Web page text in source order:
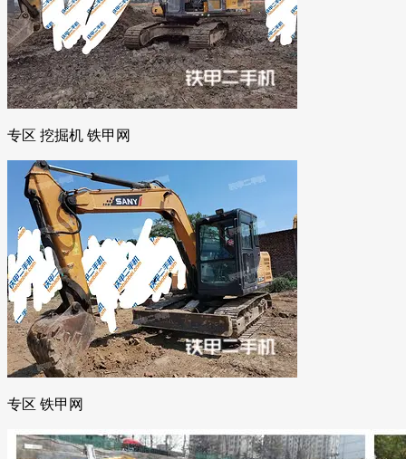
专区 挖掘机 铁甲网
专区 铁甲网